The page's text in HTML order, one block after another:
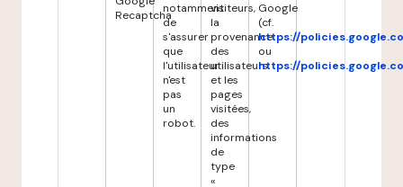
Recaptchanotamment
de
s'assurer
que
l'utilisateur
n'est
pas
un
robot.
visiteurs,
la
provenance
des
utilisateurs
et les
pages
visitées,
des
informations
de
type
«
Google
(cf.
https://
ou
https://